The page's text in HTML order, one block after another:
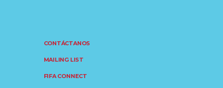
CONTÁCTANOS
MAILING LIST
FIFA CONNECT